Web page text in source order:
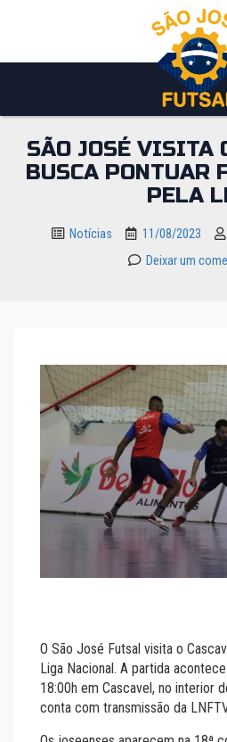
o
SÃO JOSÉ VISITA
BUSCA PONTUAR
PELA
Notícias 11/08/2023
Deixar um
O São José Futsal visita o
Liga Nacional. A partida
18:00h em Cascavel, no interior
conta com transmissão da